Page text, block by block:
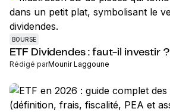
BOURSE
ETF Dividendes : faut-il investir ?
Rédigé parMounir Laggoune